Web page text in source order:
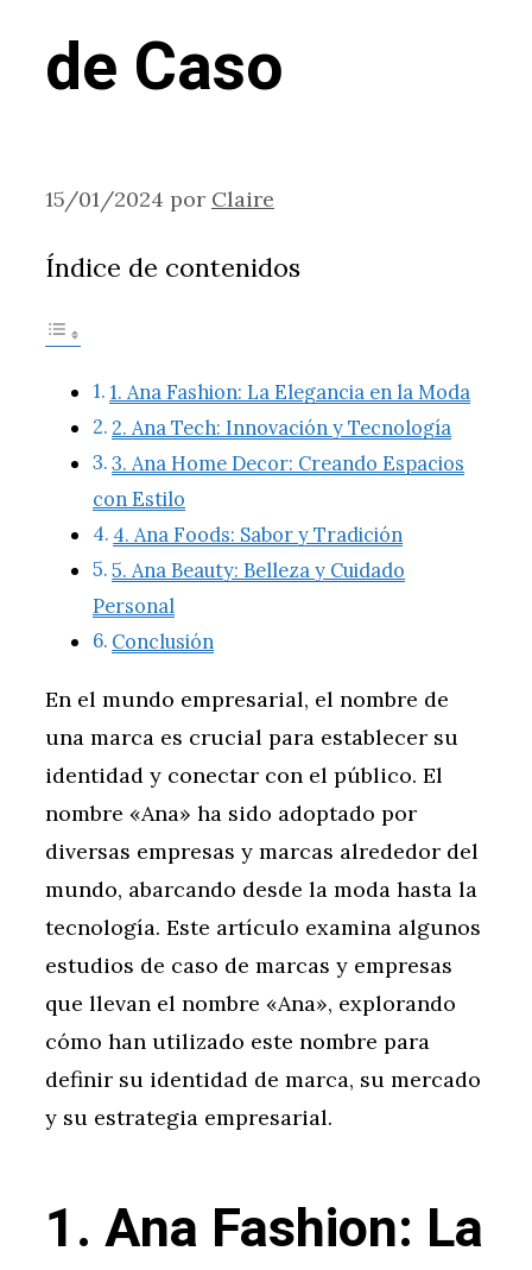
de Caso
15/01/2024 por Claire
Índice de contenidos
1. Ana Fashion: La Elegancia en la Moda
2. Ana Tech: Innovación y Tecnología
3. Ana Home Decor: Creando Espacios
con Estilo
4. Ana Foods: Sabor y Tradición
5. Ana Beauty: Belleza y Cuidado
Personal
Conclusión
En el mundo empresarial, el nombre de
una marca es crucial para establecer su
identidad y conectar con el público. El
nombre «Ana» ha sido adoptado por
diversas empresas y marcas alrededor del
mundo, abarcando desde la moda hasta la
tecnología. Este artículo examina algunos
estudios de caso de marcas y empresas
que llevan el nombre «Ana», explorando
cómo han utilizado este nombre para
definir su identidad de marca, su mercado
y su estrategia empresarial.
1. Ana Fashion: La